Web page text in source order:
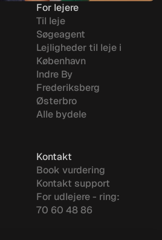
For lejere
Til leje
Søgeagent
Lejligheder til leje i
København
Indre By
Frederiksberg
Østerbro
Alle bydele
Kontakt
Book vurdering
Kontakt support
For udlejere - ring:
70 60 48 86